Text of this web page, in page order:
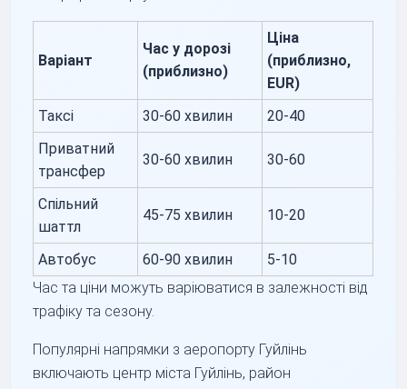
Варіант
Час у дорозі
(приблизно)
Ціна
(приблизно,
EUR)
Таксі
30-60 хвилин
20-40
Приватний
трансфер
30-60 хвилин 30-60
Спільний
шаттл
45-75 хвилин 10-20
Автобус 60-90 хвилин
5-10
Час та ціни можуть варіюватися в залежності від
трафіку та сезону.
Популярні напрямки з аеропорту Гуйлінь
включають центр міста Гуйлінь, район